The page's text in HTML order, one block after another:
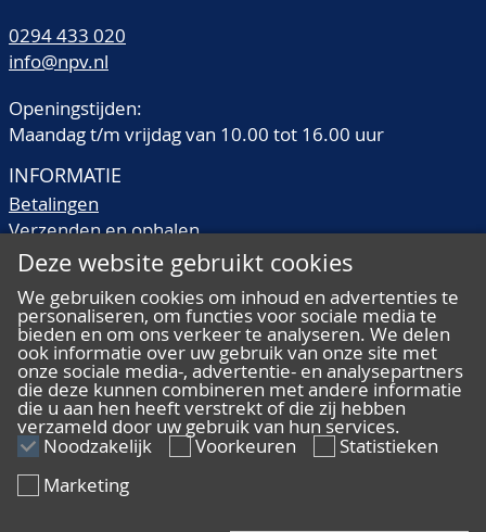
0294 433 020
info@npv.nl
Openingstijden:
Maandag t/m vrijdag van 10.00 tot 16.00 uur
INFORMATIE
Betalingen
Verzenden en ophalen
Veilingtermen
Kwaliteitsomschrijvingen
Veelgestelde vragen
ALGEMEEN
Algemene voorwaarden
Deze website gebruikt cookies
We gebruiken cookies om inhoud en advertenties te
personaliseren, om functies voor sociale media te
bieden en om ons verkeer te analyseren. We delen
ook informatie over uw gebruik van onze site met
onze sociale media-, advertentie- en analysepartners
die deze kunnen combineren met andere informatie
die u aan hen heeft verstrekt of die zij hebben
verzameld door uw gebruik van hun services.
Noodzakelijk Voorkeuren
Statistieken
Marketing